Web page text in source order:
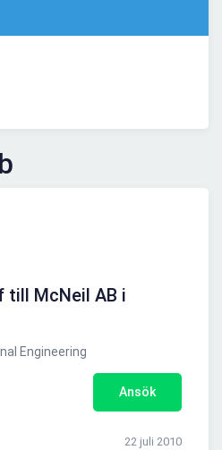
McNeil AB i
Engineering
Ansök
22 juli 2010